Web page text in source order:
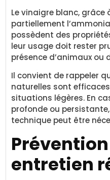
Le vinaigre blanc,
partiellement
possèdent des
leur usage doit rester
présence d’animaux ou
Il convient de rappeler
naturelles sont
situations légères. En
profonde ou
technique peut être
entretien